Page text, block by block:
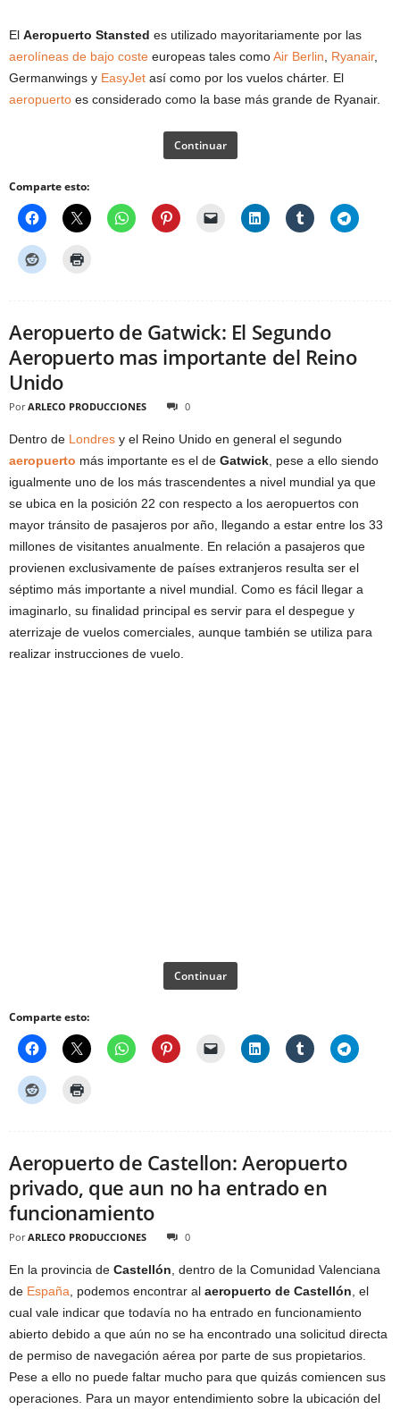
El Aeropuerto Stansted es utilizado mayoritariamente por las
aerolíneas de bajo coste europeas tales comoAir Berlin Ryanair,
Germanwings y EasyJet así como por los vuelos chárter. El
aeropuerto es considerado como la base más grande de Ryanair.
Continuar
Comparte esto:
Aeropuerto de Gatwick: El Segundo
Aeropuerto mas importante del Reino
Unido
Por ARLECO PRODUCCIONES 0
Dentro de Londres y el Reino Unido en general el segundo
aeropuerto más importante es el de Gatwick , pese a ello siendo
igualmente uno de los más trascendentes a nivel mundial ya que
se ubica en la posición 22 con respecto a los aeropuertos con
mayor tránsito de pasajeros por año, llegando a estar entre los 33
millones de visitantes anualmente. En relación a pasajeros que
provienen exclusivamente de países extranjeros resulta ser el
séptimo más importante a nivel mundial. Como es fácil llegar a
imaginarlo, su finalidad principal es servir para el despegue y
aterrizaje de vuelos comerciales, aunque también se utiliza para
realizar instrucciones de vuelo.
Continuar
Comparte esto:
Aeropuerto de Castellon: Aeropuerto
privado, que aun no ha entrado en
funcionamiento
Por ARLECO PRODUCCIONES 0
En la provincia de Castellón , dentro de la Comunidad Valenciana
de España , podemos encontrar al aeropuerto de Castellón , el
cual vale indicar que todavía no ha entrado en funcionamiento
abierto debido a que aún no se ha encontrado una solicitud directa
de permiso de navegación aérea por parte de sus propietarios.
Pese a ello no puede faltar mucho para que quizás comiencen sus
operaciones. Para un mayor entendimiento sobre la ubicación del